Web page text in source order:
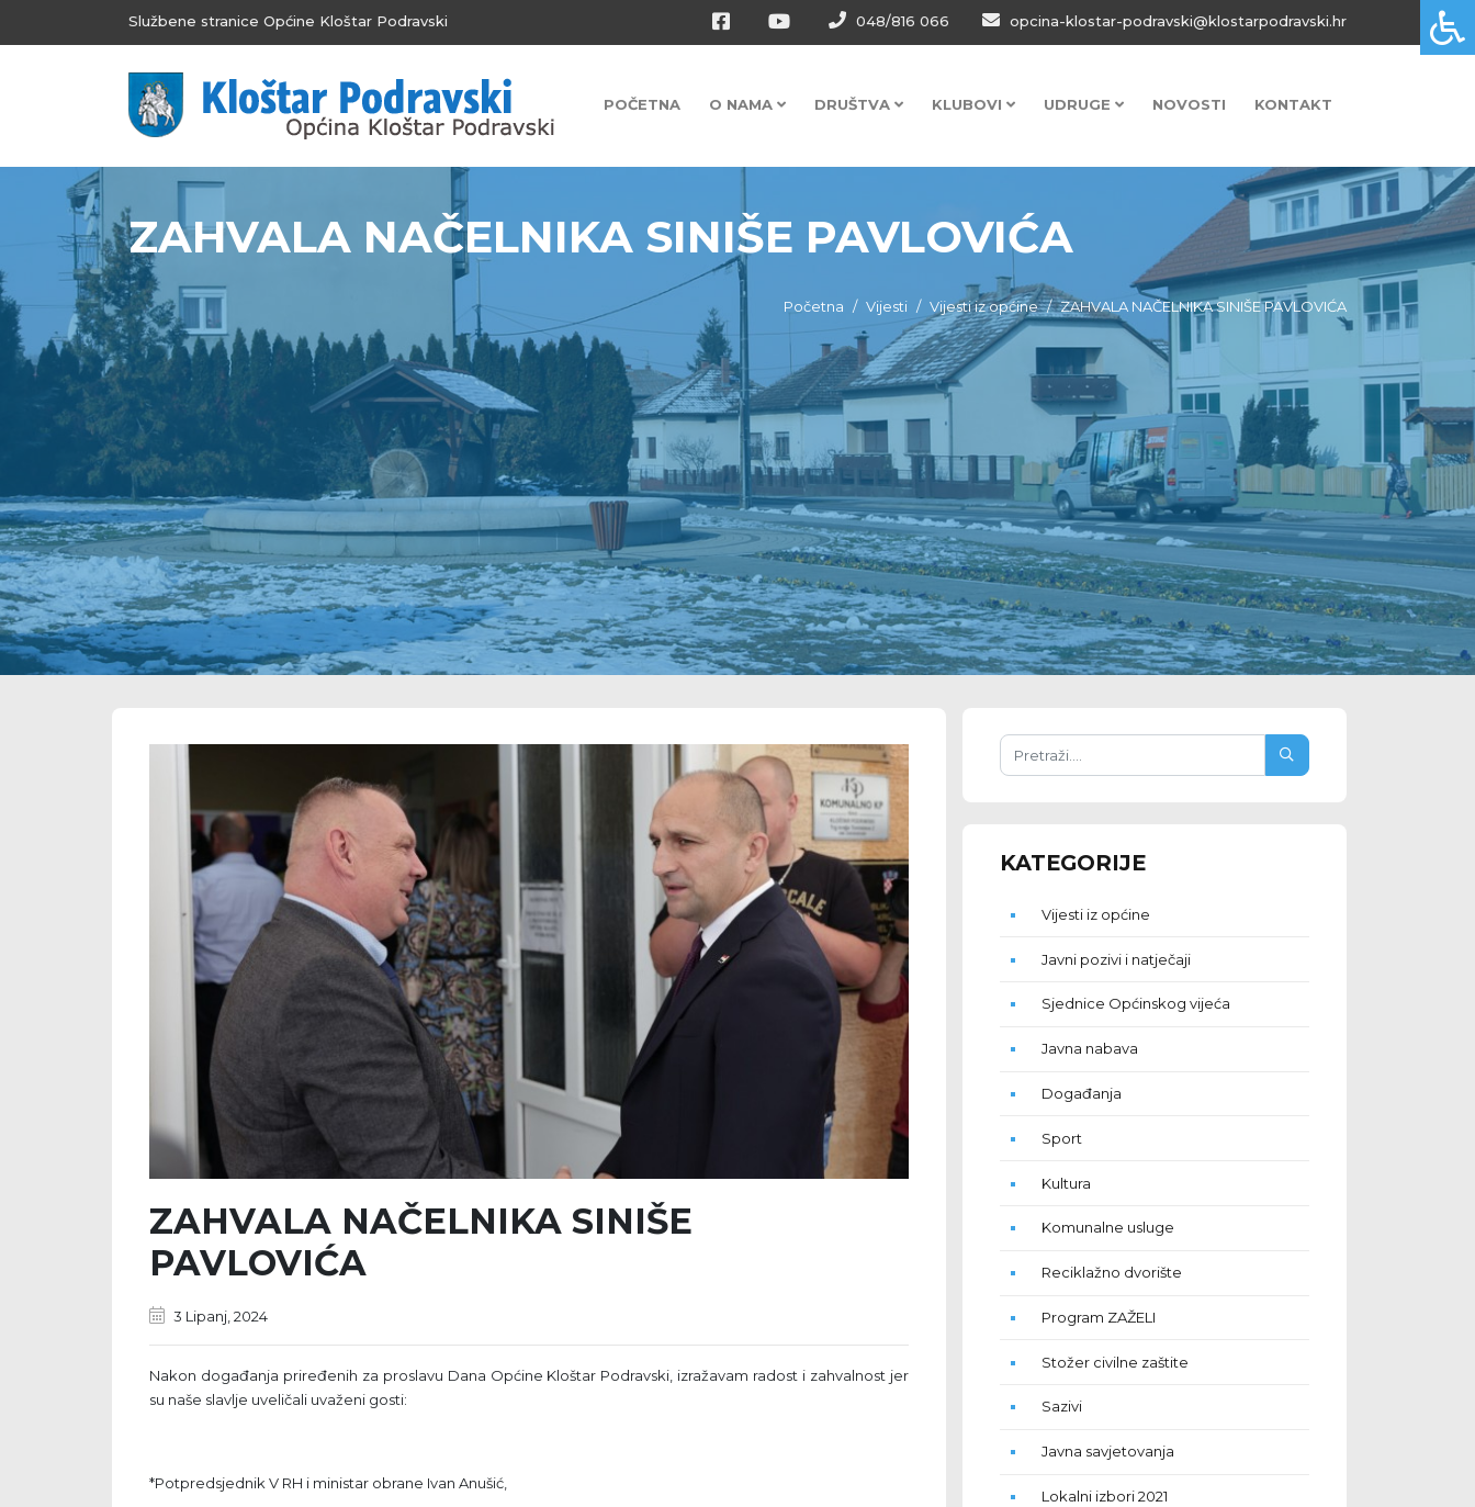
Službene stranice Općine Kloštar Podravski 048/816 066 opcina-klostar-podravski@klostarpodravski.hr
POČETNA O NAMA DRUŠTVA KLUBOVI UDRUGE NOVOSTI KONTAKT
ZAHVALA NAČELNIKA SINIŠE PAVLOVIĆA
Početna Vijesti Vijesti iz općine ZAHVALA NAČELNIKA SINIŠE PAVLOVIĆA
ZAHVALA NAČELNIKA SINIŠE
PAVLOVIĆA
3 Lipanj, 2024
Nakon događanja priređenih za proslavu Dana Općine Kloštar Podravski, izražavam radost i zahvalnost jer
su naše slavlje uveličali uvaženi gosti:
*Potpredsjednik V RH i ministar obrane Ivan Anušić,
KATEGORIJE
Vijesti iz općine
Javni pozivi i natječaji
Sjednice Općinskog vijeća
Javna nabava
Događanja
Sport
Kultura
Komunalne usluge
Reciklažno dvorište
Program ZAŽELI
Stožer civilne zaštite
Sazivi
Javna savjetovanja
Lokalni izbori 2021